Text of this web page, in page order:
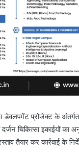
प्रोजेक्ट के अंतर्गत
दर्जन चिकित्सा इकाईयों
तैयार कर कार्रवाई के